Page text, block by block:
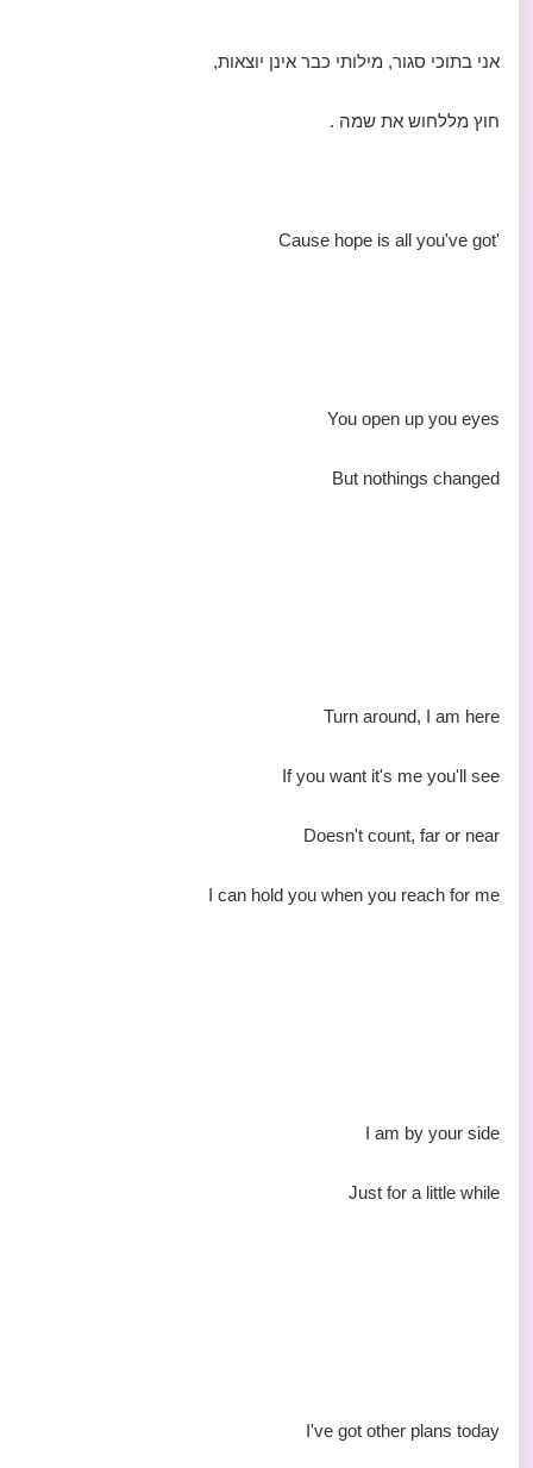
אני בתוכי סגור, מילותי כבר אינן יוצאות,
חוץ מללחוש את שמה .
'Cause hope is all you've got
You open up you eyes
But nothings changed
Turn around, I am here
If you want it's me you'll see
Doesn't count, far or near
I can hold you when you reach for me
I am by your side
Just for a little while
I've got other plans today